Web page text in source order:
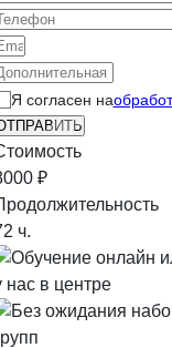
Я согласен на
₽
ч.
нас в центре